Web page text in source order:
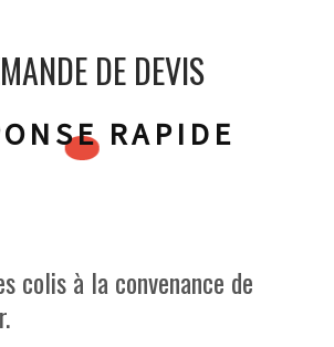
DE DEVIS
RAPIDE
colis à la convenance de